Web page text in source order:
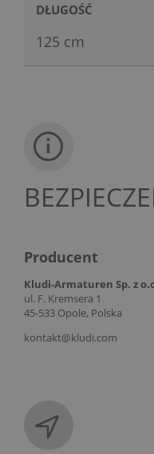
DŁUGOŚĆ
125 cm
Producent
Kludi-Armaturen Sp. z
ul. F. Kremsera 1
45-533 Opole, Polska
kontakt@kludi.com